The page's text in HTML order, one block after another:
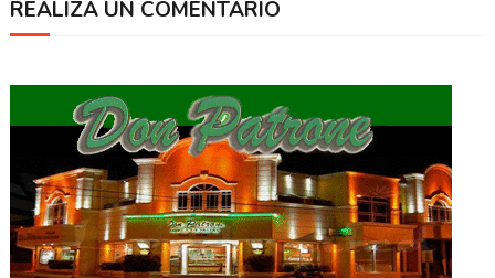
REALIZA UN COMENTARIO